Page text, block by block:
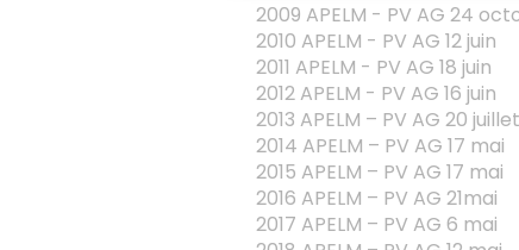
2009 APELM - PV AG 24
2010 APELM - PV AG 12 juin
2011 APELM - PV AG 18 juin
2012 APELM - PV AG 16 juin
2013 APELM – PV AG 20 juillet
2014 APELM – PV AG 17 mai
2015 APELM – PV AG 17 mai
2016 APELM – PV AG 21mai
2017 APELM – PV AG 6 mai